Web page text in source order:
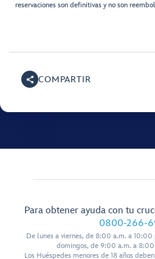
reservaciones son definitivas y no son
COMPARTIR
Para obtener ayuda con tu
0800-266-
De lunes a viernes, de 8:00 a.m. a
domingos, de 9:00 a.m. a
Los Huéspedes menores de 18 años